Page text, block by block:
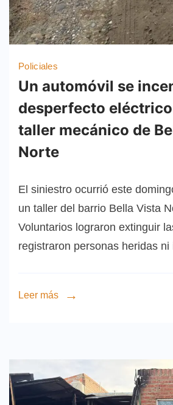
Policiales
Un automóvil se
desperfecto
taller mecánico de
Norte
El siniestro ocurrió este
un taller del barrio Bella Vista
Voluntarios lograron extinguir
registraron personas heridas
Leer más